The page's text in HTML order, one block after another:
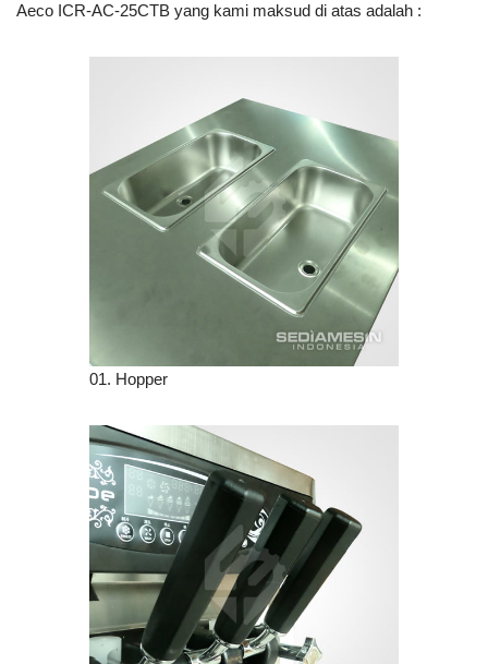
Aeco ICR-AC-25CTB yang kami maksud di atas adalah :
01. Hopper